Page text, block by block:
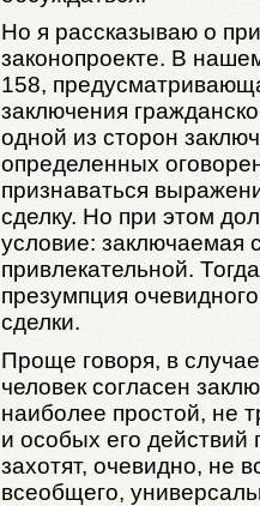
Но я рассказываю о
законопроекте. В
158,
заключения
одной из сторон
определенных
признаваться
сделку. Но при этом
условие: заключаемая
привлекательной.
презумпция
сделки.
Проще говоря, в
человек согласен
наиболее простой, не
и особых его действий
захотят, очевидно, не
всеобщего,